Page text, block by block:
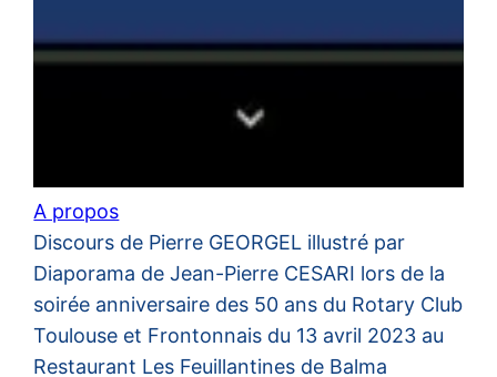
A propos
Discours de Pierre GEORGEL illustré par
Diaporama de Jean-Pierre CESARI lors de la
soirée anniversaire des 50 ans du Rotary Club
Toulouse et Frontonnais du 13 avril 2023 au
Restaurant Les Feuillantines de Balma